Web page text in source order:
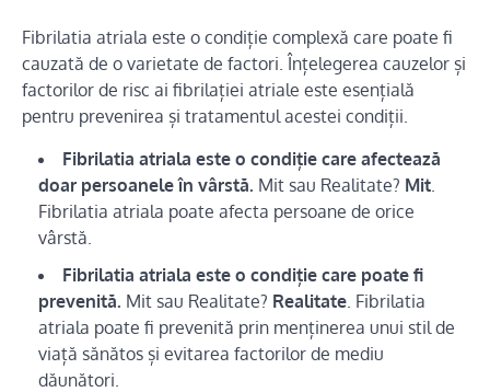
Fibrilatia atriala este o condiție complexă care poate fi
cauzată de o varietate de factori. Înțelegerea cauzelor și
factorilor de risc ai fibrilației atriale este esențială
pentru prevenirea și tratamentul acestei condiții.
Fibrilatia atriala este o condiție care afectează
doar persoanele în vârstă. Mit sau Realitate? Mit
Fibrilatia atriala poate afecta persoane de orice
vârstă.
Fibrilatia atriala este o condiție care poate fi
prevenită. Mit sau Realitate? Realitate . Fibrilatia
atriala poate fi prevenită prin menținerea unui stil de
viață sănătos și evitarea factorilor de mediu
dăunători.